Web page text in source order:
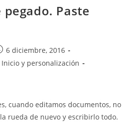
Paste
6 diciembre, 2016
Inicio y personalización
cuando editamos documentos, no
rueda de nuevo y escribirlo todo.